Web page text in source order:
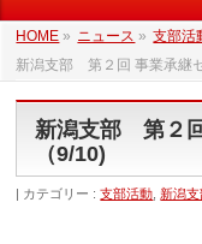
HOME » ニュース » 支部活
新潟支部 第２回 事業承継
新潟支部 第２
（9/10)
カテゴリー :支部活動 新潟支